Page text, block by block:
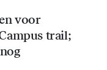
voor
trail;